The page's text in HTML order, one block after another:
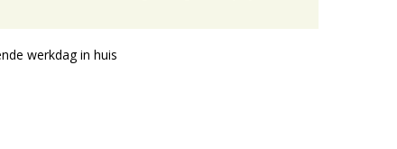
werkdag in huis